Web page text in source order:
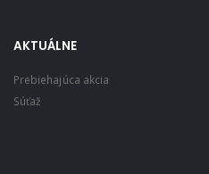
AKTUÁLNE
Prebiehajúca akcia
Súťaž